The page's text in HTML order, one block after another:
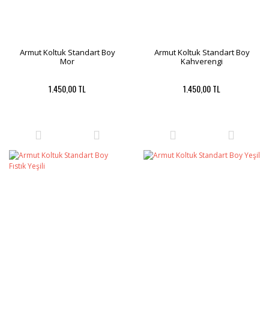
Armut Koltuk Standart Boy
Mor
1.450,00 TL
Armut Koltuk Standart Boy
Kahverengi
1.450,00 TL